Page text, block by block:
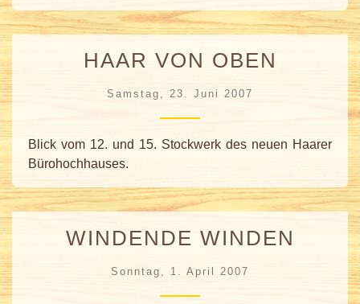
HAAR VON OBEN
Samstag, 23. Juni 2007
Blick vom 12. und 15. Stockwerk des neuen Haarer
Bürohochhauses.
WINDENDE WINDEN
Sonntag, 1. April 2007